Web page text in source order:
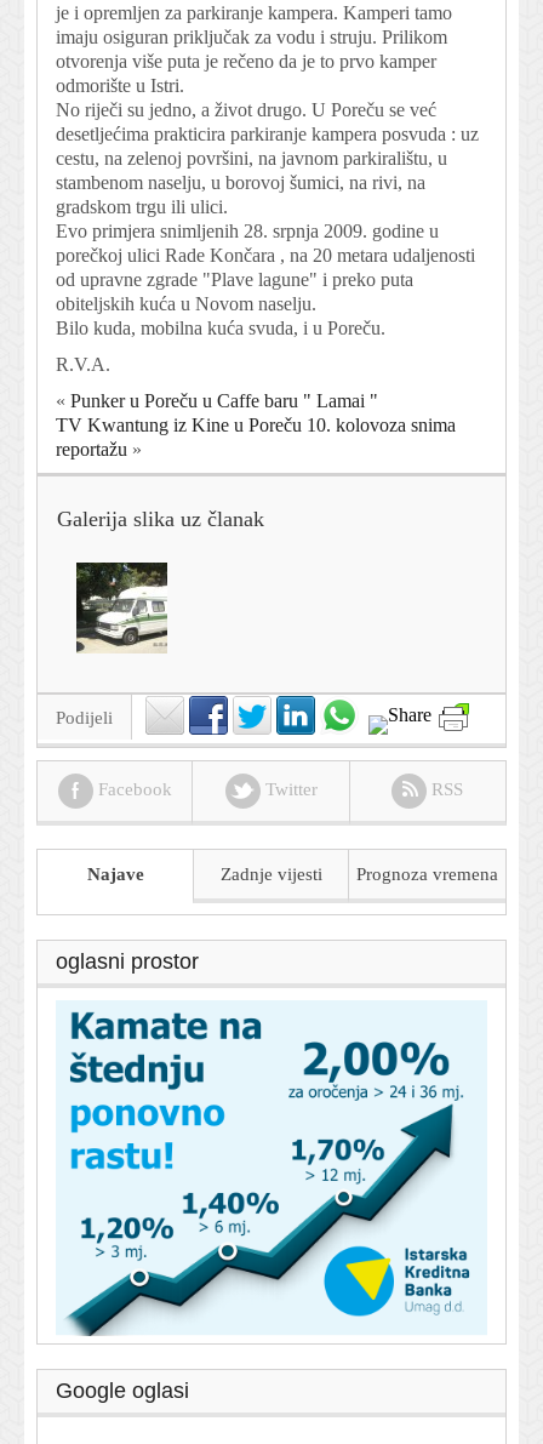
je i opremljen za parkiranje kampera. Kamperi tamo
imaju osiguran priključak za vodu i struju. Prilikom
otvorenja više puta je rečeno da je to prvo kamper
odmorište u Istri.
No riječi su jedno, a život drugo. U Poreču se već
desetljećima prakticira parkiranje kampera posvuda : uz
cestu, na zelenoj površini, na javnom parkiralištu, u
stambenom naselju, u borovoj šumici, na rivi, na
gradskom trgu ili ulici.
Evo primjera snimljenih 28. srpnja 2009. godine u
porečkoj ulici Rade Končara , na 20 metara udaljenosti
od upravne zgrade "Plave lagune" i preko puta
obiteljskih kuća u Novom naselju.
Bilo kuda, mobilna kuća svuda, i u Poreču.
R.V.A.
« Punker u Poreču u Caffe baru " Lamai "
TV Kwantung iz Kine u Poreču 10. kolovoza snima
reportažu »
Galerija slika uz članak
Podijeli
Facebook Twitter RSS
Najave Zadnje vijesti Prognoza vremena
oglasni prostor
Google oglasi